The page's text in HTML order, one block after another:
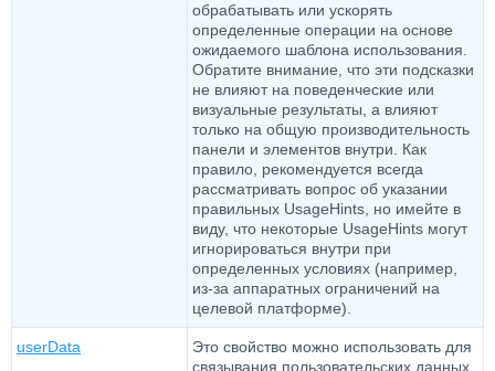
обрабатывать или ускорять
определенные операции на основе
ожидаемого шаблона использования.
Обратите внимание, что эти подсказки
не влияют на поведенческие или
визуальные результаты, а влияют
только на общую производительность
панели и элементов внутри. Как
правило, рекомендуется всегда
рассматривать вопрос об указании
правильных UsageHints, но имейте в
виду, что некоторые UsageHints могут
игнорироваться внутри при
определенных условиях (например,
из-за аппаратных ограничений на
целевой платформе).
userData
Это свойство можно использовать для
связывания пользовательских данных